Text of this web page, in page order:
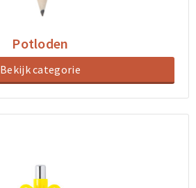
Potloden
Bekijk categorie